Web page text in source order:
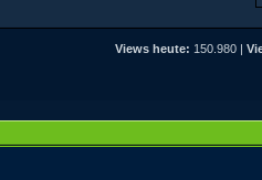
Views heute: 150.980 |